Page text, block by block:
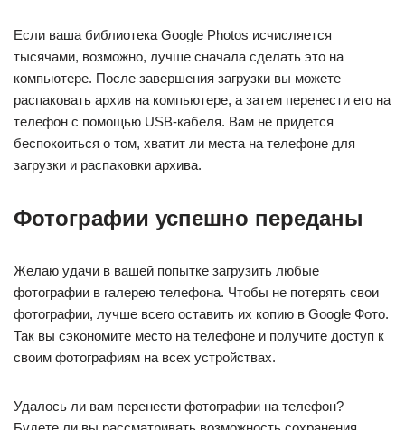
Если ваша библиотека Google Photos исчисляется
тысячами, возможно, лучше сначала сделать это на
компьютере. После завершения загрузки вы можете
распаковать архив на компьютере, а затем перенести его на
телефон с помощью USB-кабеля. Вам не придется
беспокоиться о том, хватит ли места на телефоне для
загрузки и распаковки архива.
Фотографии успешно переданы
Желаю удачи в вашей попытке загрузить любые
фотографии в галерею телефона. Чтобы не потерять свои
фотографии, лучше всего оставить их копию в Google Фото.
Так вы сэкономите место на телефоне и получите доступ к
своим фотографиям на всех устройствах.
Удалось ли вам перенести фотографии на телефон?